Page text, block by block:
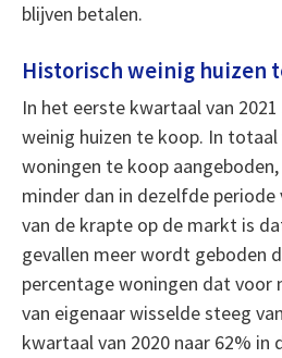
blijven betalen.
Historisch weinig huizen
In het eerste kwartaal van
weinig huizen te koop. In totaal
woningen te koop
minder dan in dezelfde
van de krapte op de markt is
gevallen meer wordt geboden
percentage woningen dat voor
van eigenaar wisselde steeg
kwartaal van 2020 naar 62% in